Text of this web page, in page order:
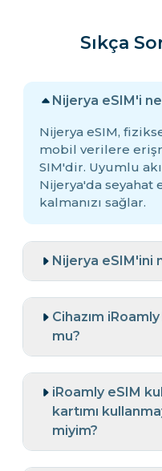
Sıkça
Nijerya eSIM'i
Nijerya eSIM,
mobil verilere
SIM'dir. Uyumlu
Nijerya'da seyahat
kalmanızı sağlar.
Nijerya eSIM'ini
Cihazım
mu?
iRoamly eSIM
kartımı
miyim?